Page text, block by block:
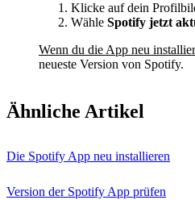
Klicke auf dein
Wähle Spotify jetzt
Wenn du die App neu
neueste Version von Spotify.
Ähnliche Artikel
Die Spotify App neu installieren
Version der Spotify App prüfen